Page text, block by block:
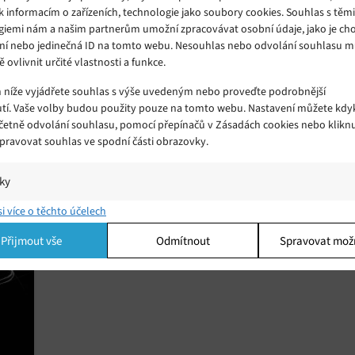
informacím o zařízeních, technologie jako soubory cookies. Souhlas s
nám a našim partnerům umožní zpracovávat osobní údaje, jako je
nebo jedinečná ID na tomto webu. Nesouhlas nebo odvolání souhlasu
ovlivnit určité vlastnosti a funkce.
vyjádřete souhlas s výše uvedeným nebo proveďte podrobnější
Vaše volby budou použity pouze na tomto webu. Nastavení můžete
odvolání souhlasu, pomocí přepínačů v Zásadách cookies nebo
souhlas ve spodní části obrazovky.
a/nebo přístup k informacím v zařízení, Porozumění publiku
kombinací údajů z různých zdrojů.
a/nebo přístup k informacím v zařízení, Použití omezených údajů k výběru
profilů pro personalizovanou reklamu, Používání profilů k výběru
více o těchto účelech
Přijmout vše Odmítnout Spravovat
Spotify testuje levnější předplatné s
přítomností reklam
Čtvrtek 05. 08. 2021 Redakce